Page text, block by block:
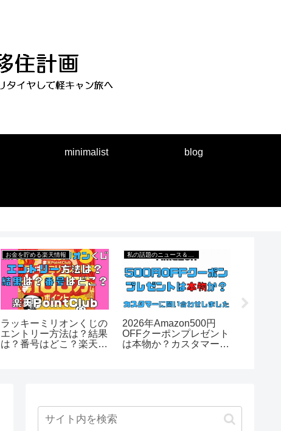
minimalist blog
お金を貯める楽天情報
ラッキーミリオンくじの
エントリー方法は？結果
は？番号はどこ？楽天
2026年Amazon500円
OFFクーポンプレゼント
は本物か？カスタマーに